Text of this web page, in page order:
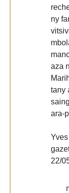
ny
aza
tany
ara-
22/